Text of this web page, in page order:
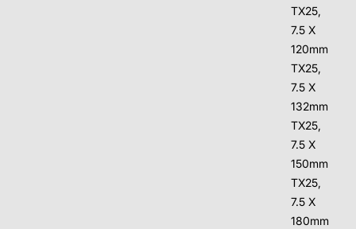
TX25,
7.5 X
120mm
TX25,
7.5 X
132mm
TX25,
7.5 X
150mm
TX25,
7.5 X
180mm